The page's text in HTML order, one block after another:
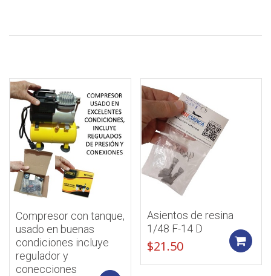
Compresor con tanque,
usado en buenas
condiciones incluye
regulador y
conecciones
Asientos de resina
1/48 F-14 D
$21.50